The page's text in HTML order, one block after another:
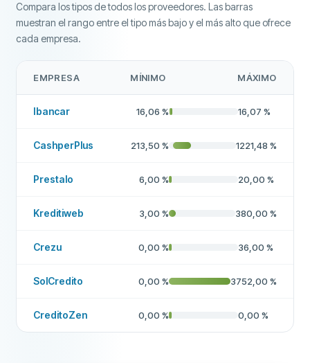
EMPRESA MÍNIMO MÁXIMO
Ibancar 16,06 % 16,07 %
CashperPlus 213,50 % 1221,48 %
Prestalo 6,00 % 20,00 %
Kreditiweb 3,00 % 380,00 %
Crezu 0,00 % 36,00 %
SolCredito 0,00 % 3752,00 %
CreditoZen 0,00 % 0,00 %
Compara los tipos de todos los proveedores. Las barras
muestran el rango entre el tipo más bajo y el más alto que ofrece
cada empresa.